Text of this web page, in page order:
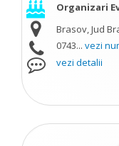
Organizari
Brasov, Jud
0743... vezi
vezi detalii